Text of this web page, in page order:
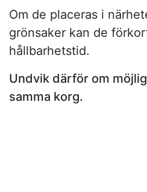
Om de placeras i
grönsaker kan de
hållbarhetstid.
Undvik därför om
samma korg.